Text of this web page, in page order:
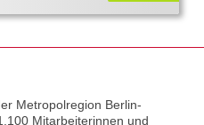
Metropolregion Berlin-
Mitarbeiterinnen und